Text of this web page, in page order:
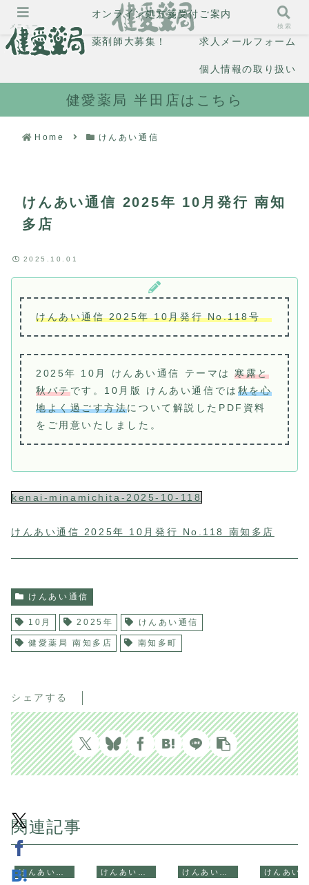
オンライン処方箋受付ご案内
薬剤師大募集！ 求人メールフォーム
個人情報の取り扱い
健愛薬局 半田店はこちら
Home けんあい通信
けんあい通信 2025年 10月発行 南知
多店
2025.10.01
けんあい通信 2025年 10月発行 No.118号
2025年 10月 けんあい通信 テーマは寒露と
秋バテです。10月版 けんあい通信では 秋を心
地よく過ごす方法について解説したPDF資料
をご用意いたしました。
kenai-minamichita-2025-10-118
けんあい通信 2025年 10月発行 No.118 南知多店
けんあい通信
10月 2025年 けんあい通信
健愛薬局 南知多店 南知多町
シェアする
関連記事
メニュー 検索